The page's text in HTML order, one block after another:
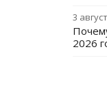
3
2026